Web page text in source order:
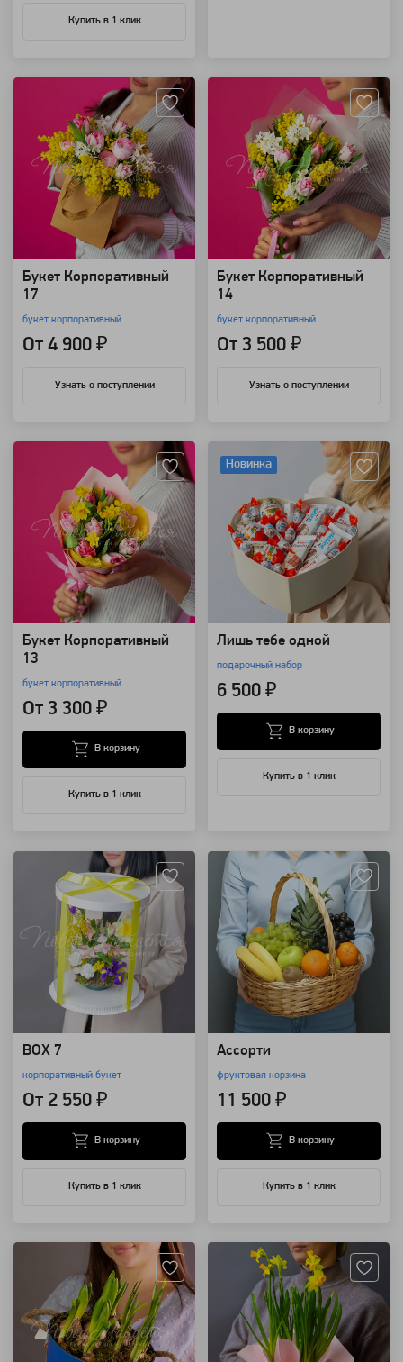
Купить в 1 клик
Букет Корпоративный
17
букет корпоративный
От 4 900 ₽
Узнать о поступлении
Букет Корпоративный
14
букет корпоративный
От 3 500 ₽
Узнать о поступлении
Букет Корпоративный
13
букет корпоративный
От 3 300 ₽
Купить в 1 клик
В корзину
Новинка
Лишь тебе одной
подарочный набор
6 500 ₽
Купить в 1 клик
В корзину
ВОХ 7
корпоративный букет
От 2 550 ₽
Купить в 1 клик
В корзину
Ассорти
фруктовая корзина
11 500 ₽
Купить в 1 клик
В корзину